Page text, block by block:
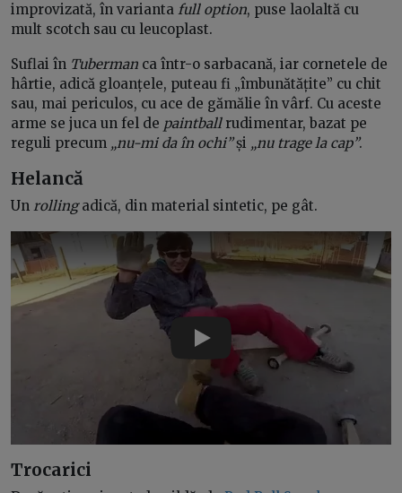
improvizată, în varianta full option, puse laolaltă cu
mult scotch sau cu leucoplast.
Suflai în Tuberman ca într-o sarbacană, iar cornetele de
hârtie, adică gloanțele, puteau fi „îmbunătățite” cu chit
sau, mai periculos, cu ace de gămălie în vârf. Cu aceste
arme se juca un fel de paintballrudimentar, bazat pe
reguli precum „nu-mi da în ochi”și „nu trage la cap”.
Helancă
Un rollingadică, din material sintetic, pe gât.
Play
Trocarici